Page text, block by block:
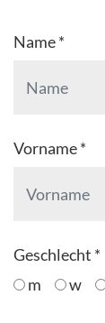
Name *
Vorname *
Geschlecht *
m
w